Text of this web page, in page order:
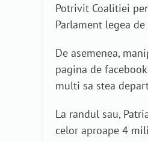
Potrivit Coalitiei
Parlament legea
De asemenea,
pagina de
multi sa stea
La randul sau,
celor aproape 4